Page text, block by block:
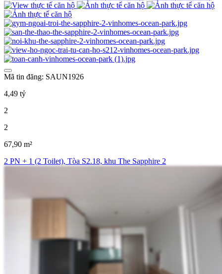
Mã tin đăng: SAUN1926
4,49 tỷ
2
2
67,90 m²
2 PN + 1 (2 Toilet), Tòa S2.18, khu The Sapphire 2